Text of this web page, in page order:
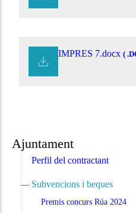
Ajuntament
Perfil del contractant
Subvencions i beques
Premis concurs Rúa 2024
IMPRES 7.docx (